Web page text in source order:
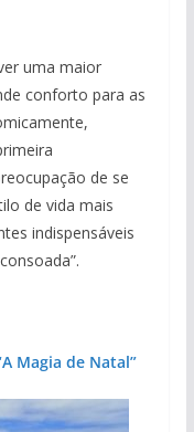
uma maior
conforto para as
de se
de vida mais
indispensáveis
Magia de Natal”